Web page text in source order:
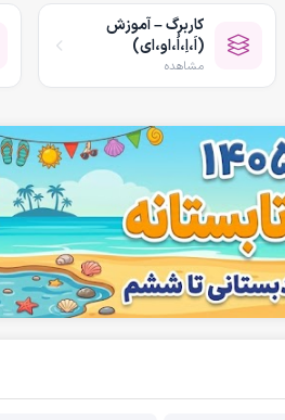
نقاشی و رنگ آمیزی
پیش از نوشتن
نقطه چین حروف الفبا
هفتگی پیش دبستانی
کاربرگ – آموزش
(اَ،اِ،اُ،او،ای)
مشاهده